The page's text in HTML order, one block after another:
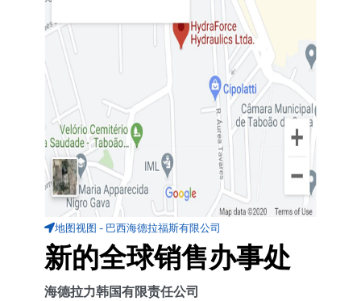
地图视图 - 巴西海德拉福斯有限公司
新的全球销售办事处
海德拉力韩国有限责任公司